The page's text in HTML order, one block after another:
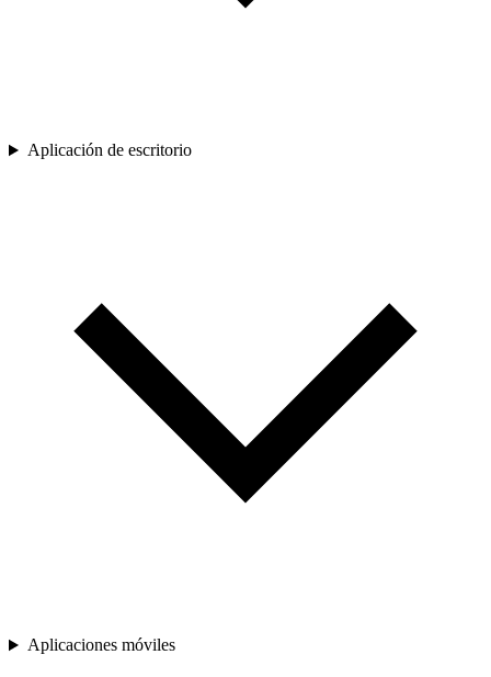
Aplicación de escritorio
Aplicaciones móviles